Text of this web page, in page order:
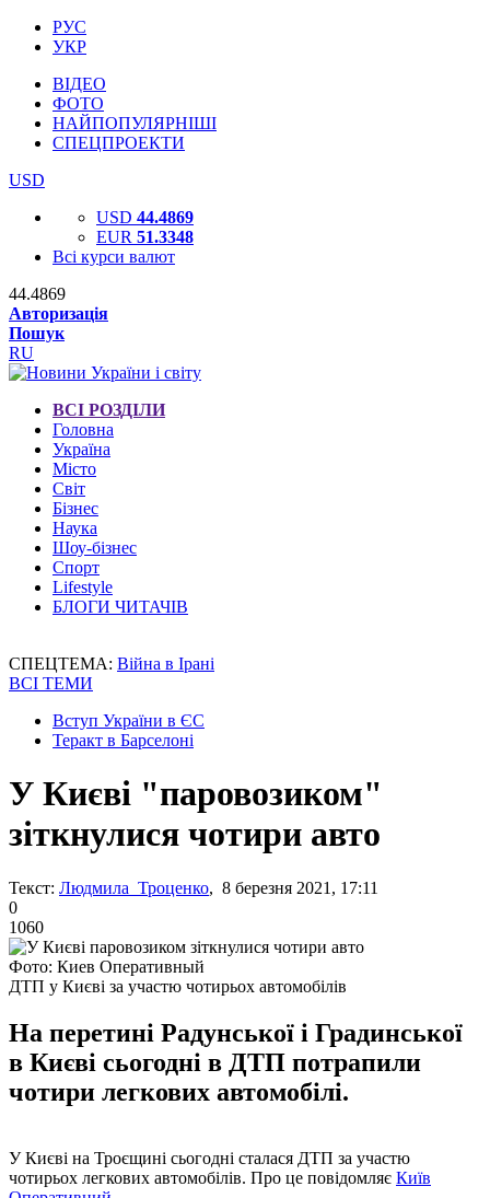
РУС
УКР
ВІДЕО
ФОТО
НАЙПОПУЛЯРНІШІ
СПЕЦПРОЕКТИ
USD
USD 44.4869
EUR 51.3348
Всі курси валют
44.4869
Авторизація
Пошук
RU
ВСІ РОЗДІЛИ
Головна
Україна
Місто
Світ
Бізнес
Наука
Шоу-бізнес
Спорт
Lifestyle
БЛОГИ ЧИТАЧІВ
СПЕЦТЕМА: Війна в Ірані
ВСІ ТЕМИ
Вступ України в ЄС
Теракт в Барселоні
У Києві "паровозиком"
зіткнулися чотири авто
Текст: Людмила Троценко, 8 березня 2021, 17:11
0
1060
Фото: Киев Оперативный
ДТП у Києві за участю чотирьох автомобілів
На перетині Радунської і Градинської
в Києві сьогодні в ДТП потрапили
чотири легкових автомобілі.
У Києві на Троєщині сьогодні сталася ДТП за участю
чотирьох легкових автомобілів. Про це повідомляє Київ